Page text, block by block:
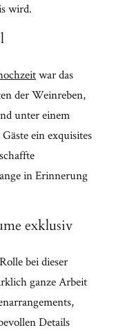
wird.
war das
der Weinreben,
unter einem
ein exquisites
in Erinnerung
exklusiv
bei dieser
ganze Arbeit
Details